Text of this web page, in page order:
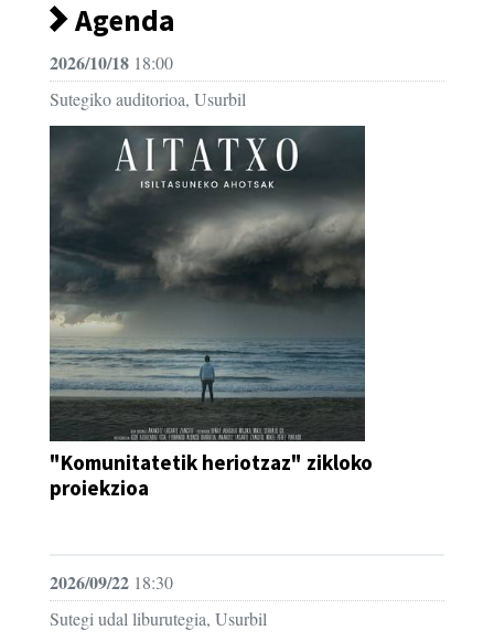
Agenda
2026/10/18 18:00
Sutegiko auditorioa, Usurbil
"Komunitatetik heriotzaz" zikloko
proiekzioa
2026/09/22 18:30
Sutegi udal liburutegia, Usurbil